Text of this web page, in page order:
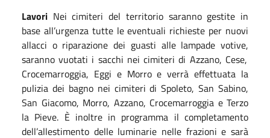
Lavori Nei cimiteri del territorio saranno gestite in
base all’urgenza tutte leeventuali richieste per nuovi
allacci o riparazionedei guasti alle lampade votive,
saranno vuotati i sacchi nei cimiteridi Azzano, Cese,
Crocemarroggia, Eggi e Morro e verrà effettuata la
pulizia dei bagno nei cimiteri di Spoleto, San Sabino,
San Giacomo, Morro, Azzano, Crocemarroggia e Terzo
la Pieve. È inoltre in programma il completamento
dell’allestimento delle luminarie nelle frazioni e sarà